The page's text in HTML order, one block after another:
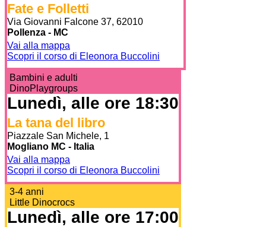
Fate e Folletti
Via Giovanni Falcone 37, 62010
Pollenza - MC
Vai alla mappa
Scopri il corso di Eleonora Buccolini
Bambini e adulti
DinoPlaygroups
Lunedì, alle ore 18:30
La tana del libro
Piazzale San Michele, 1
Mogliano MC - Italia
Vai alla mappa
Scopri il corso di Eleonora Buccolini
3-4 anni
Little Dinocrocs
Lunedì, alle ore 17:00